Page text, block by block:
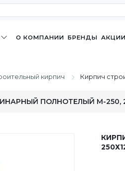
О КОМПАНИИ БРЕНДЫ АКЦИИ
кирпич Кирпич
ПОЛНОТЕЛЫЙ М-250,